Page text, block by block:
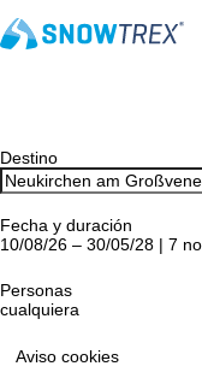
Aviso cookies
Destino
Fecha y duración
10/08/26 – 30/05/28 | 7
Personas
cualquiera